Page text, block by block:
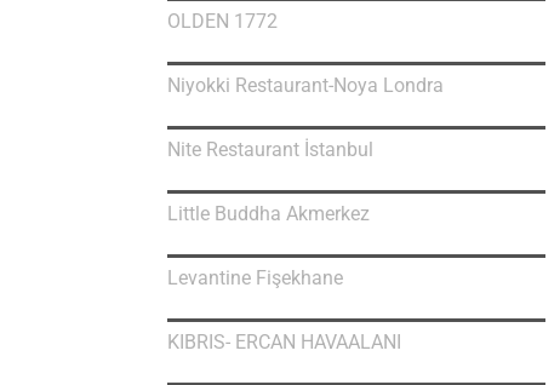
OLDEN 1772
Niyokki Restaurant-Noya Londra
Nite Restaurant İstanbul
Little Buddha Akmerkez
Levantine Fişekhane
KIBRIS- ERCAN HAVAALANI